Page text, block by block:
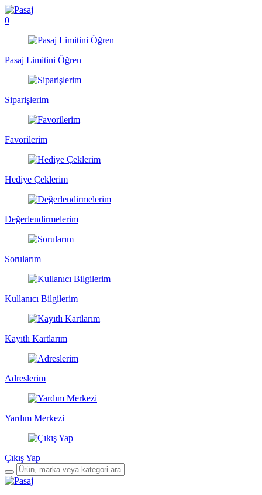
0
Pasaj Limitini Öğren
Siparişlerim
Favorilerim
Hediye Çeklerim
Değerlendirmelerim
Sorularım
Kullanıcı Bilgilerim
Kayıtlı Kartlarım
Adreslerim
Yardım Merkezi
Çıkış Yap